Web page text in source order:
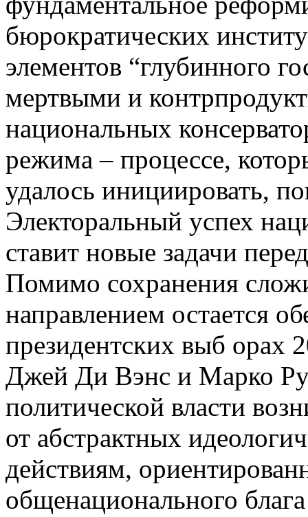
бюрократических
элементов “глубинного
мертвыми и
национальных
режима – процессе,
удалось инициировать,
Электоральный успех
ставит новые задачи
Помимо сохранения
направлением остается
президентских выб орах
Джей Ди Вэнс и Марко
политической власти
от абстрактных
действиям,
общенационального